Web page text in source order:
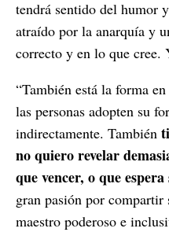
tendrá sentido del humor
atraído por la anarquía y
correcto y en lo que
“También está la forma
las personas adopten su
indirectamente. También
no quiero revelar
que vencer, o que
gran pasión por
maestro poderoso e